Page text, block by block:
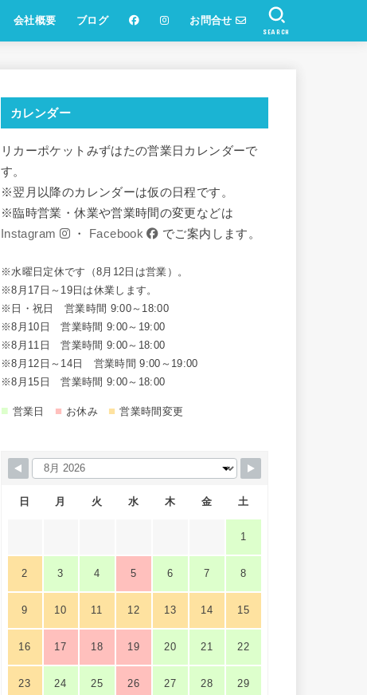
会社概要 ブログ お問合せ
SEARCH
カレンダー
リカーポケットみずはたの営業日カレンダーで
す。
※翌月以降のカレンダーは仮の日程です。
※臨時営業・休業や営業時間の変更などは
Instagram
・ Facebook でご案内します。
※水曜日定休です（8月12日は営業）。
※8月17日～19日は休業します。
※日・祝日 営業時間 9:00～18:00
※8月10日 営業時間 9:00～19:00
※8月11日 営業時間 9:00～18:00
※8月12日～14日 営業時間 9:00～19:00
※8月15日 営業時間 9:00～18:00
■ 営業日 ■ お休み ■ 営業時間変更
日 月 火 水 木 金 土
1
2 3 4 5 6 7 8
9 10 11 12 13 14 15
16 17 18 19 20 21 22
23 24 25 26 27 28 29